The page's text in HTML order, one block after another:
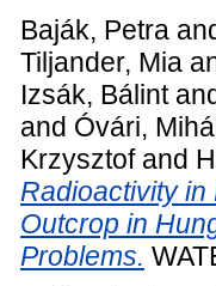
Baják, Petra
Tiljander, Mia
Izsák, Bálint
and Óvári,
Krzysztofand
Radioactivity
Outcrop in
Problems.